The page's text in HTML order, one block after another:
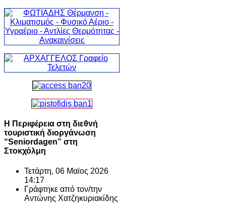
Η Περιφέρεια στη διεθνή
τουριστική διοργάνωση
“Seniordagen” στη
Στοκχόλμη
Τετάρτη, 06 Μαϊος 2026
14:17
Γράφτηκε από τον/την
Αντώνης Χατζηκυριακίδης